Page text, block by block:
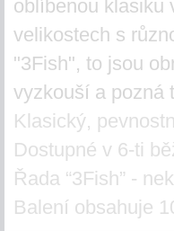
oblíbenou klasiku
velikostech s
"3Fish", to jsou
vyzkouší a pozná
Klasický,
Dostupné v 6-ti
Řada “3Fish” -
Balení obsahuje